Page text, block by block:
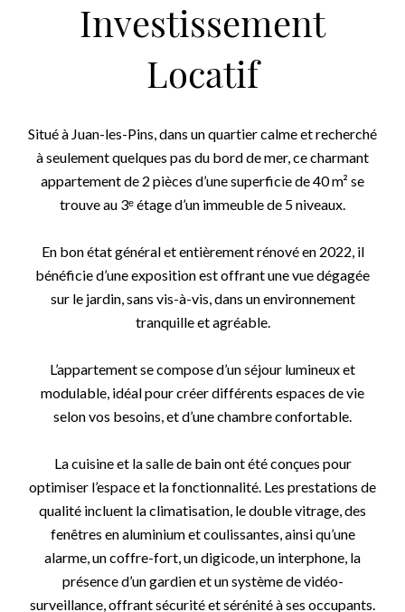
Investissement
Locatif
Situé à Juan-les-Pins, dans un quartier calme et recherché
à seulement quelques pas du bord de mer, ce charmant
appartement de 2 pièces d’une superficie de 40 m² se
trouve au 3ᵉ étage d’un immeuble de 5 niveaux.
En bon état général et entièrement rénové en 2022, il
bénéficie d’une exposition est offrant une vue dégagée
sur le jardin, sans vis-à-vis, dans un environnement
tranquille et agréable.
L’appartement se compose d’un séjour lumineux et
modulable, idéal pour créer différents espaces de vie
selon vos besoins, et d’une chambre confortable.
La cuisine et la salle de bain ont été conçues pour
optimiser l’espace et la fonctionnalité. Les prestations de
qualité incluent la climatisation, le double vitrage, des
fenêtres en aluminium et coulissantes, ainsi qu’une
alarme, un coffre-fort, un digicode, un interphone, la
présence d’un gardien et un système de vidéo-
surveillance, offrant sécurité et sérénité à ses occupants.